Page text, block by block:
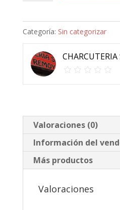
Lentejas
cantidad
Categoría: Sin categorizar
CHARCUTERIA
Valoraciones (0)
Información del
Más productos
Valoraciones